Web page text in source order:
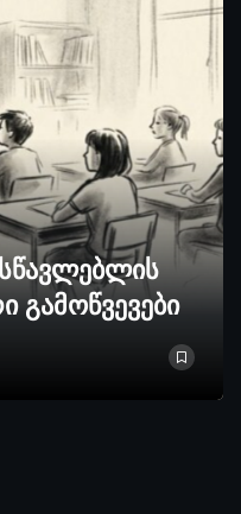
გამოწვევები